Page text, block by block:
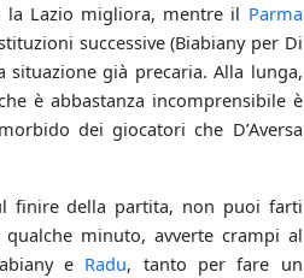
la Lazio migliora, mentre il Parma
successive (Biabiany per Di
già precaria. Alla lunga,
è abbastanza incomprensibile è
dei giocatori che D’Aversa
finire della partita, non puoi farti
minuto, avverte crampi al
e Radu, tanto per fare un